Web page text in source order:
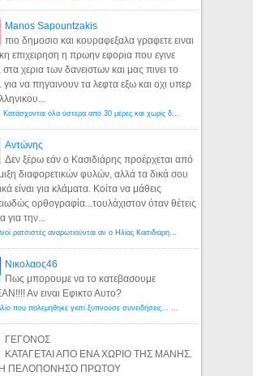
Manos Sapountzakis
πιο δημοσιο και κουραφεξαλα γραφετε ειναι
επιχειρηση η πρωην εφορια που εγινε
χερια των δανειστων και μας πινει το
για να πηγαινουν τα λεφτα εξω και οχι υπερ
Εφορία: Κατάσχονται όλα ύστερα από 30 μέρες και χωρίς δικαστικές αποφάσεις - Λόγιος Ερμής
Αντώνης
Δεν ξέρω εάν ο Κασιδιάρης προέρχεται από
διαφορετικών φυλών, αλλά τα δικά σου
είναι για κλάματα. Κοίτα να μάθεις
ορθογραφία...τουλάχιστον όταν θέτεις
για την...
Αμερικανοί ρατσιστές αναρωτιούνται αν ο Ηλίας Κασιδιάρης ανήκει στη λευκή φυλή... - Λόγιος Ερμής
Νικολαος46
Πως μπορουμε να το κατεβασουμε
Αν ειναι Εφικτο Αυτο?
Ένα βιβλίο που πολεμήθηκε γιατί ξυπνούσε συνειδήσεις... - Λόγιος Ερμής | Η γνώση ξεκινάει με την αναζήτηση...
ΓΕΓΟΝΟΣ
ΚΑΤΑΓΕΤΑΙ ΑΠΟ ΕΝΑ ΧΩΡΙΟ ΤΗΣ ΜΑΝΗΣ.
ΠΕΛΟΠΟΝΗΣΟ ΠΡΩΤΟΥ